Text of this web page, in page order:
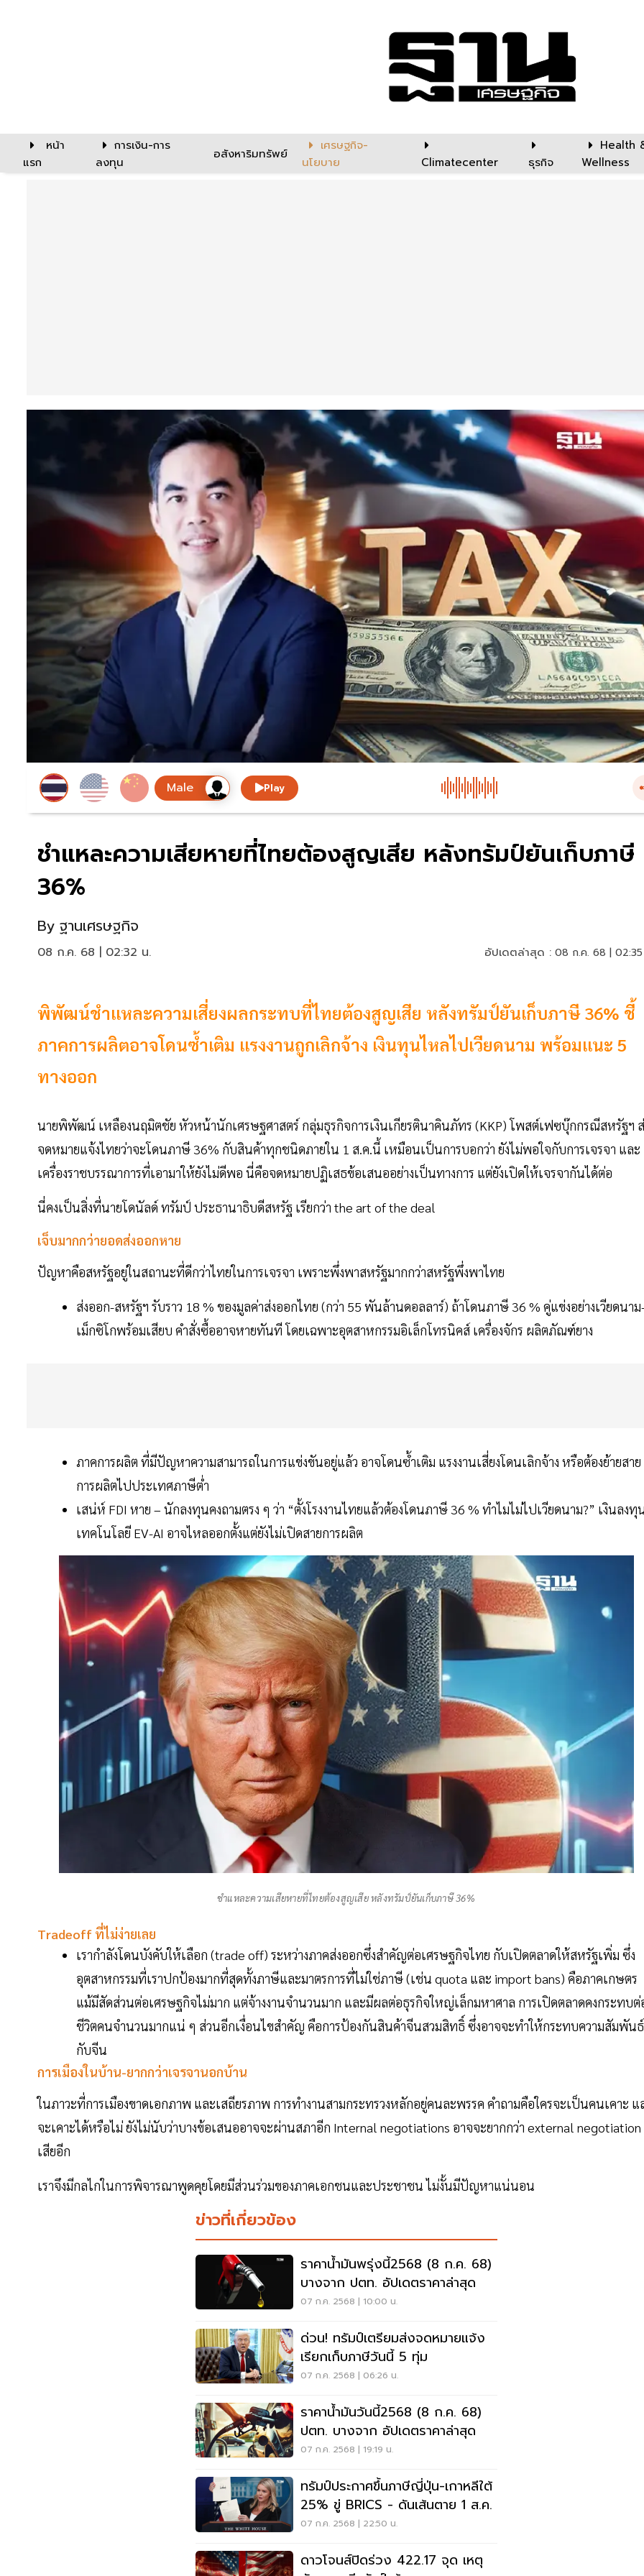
หน้า
แรก
การเงิน-การ
ลงทุน
อสังหาริมทรัพย์
เศรษฐกิจ-
นโยบาย
Climatecenter ธุรกิจ
Health
Wellness
Play
ชำแหละความเสียหายที่ไทยต้องสูญเสีย หลังทรัมป์ยันเก็บภาษี
36%
By ฐานเศรษฐกิจ
08 ก.ค. 68 | 02:32 น. อัปเดตล่าสุด : 08 ก.ค. 68 |
พิพัฒน์ชำแหละความเสี่ยงผลกระทบที่ไทยต้องสูญเสีย หลังทรัมป์ยันเก็บภาษี 36% ชี้
ภาคการผลิตอาจโดนซ้ำเติม แรงงานถูกเลิกจ้าง เงินทุนไหลไปเวียดนาม พร้อมแนะ 5
ทางออก
นายพิพัฒน์ เหลืองนฤมิตชัย หัวหน้านักเศรษฐศาสตร์ กลุ่มธุรกิจการเงินเกียรตินาคินภัทร (KKP) โพสต์เฟซบุ๊กกรณีสหรัฐฯ
จดหมายแจ้งไทยว่าจะโดนภาษี 36% กับสินค้าทุกชนิดภายใน 1 ส.ค.นี้ เหมือนเป็นการบอกว่า ยังไม่พอใจกับการเจรจา และ
เครื่องราชบรรณาการที่เอามาให้ยังไม่ดีพอ นี่คือจดหมายปฏิเสธข้อเสนออย่างเป็นทางการ แต่ยังเปิดให้เจรจากันได้ต่อ
นี่คงเป็นสิ่งที่นายโดนัลด์ ทรัมป์ ประธานาธิบดีสหรัฐ เรียกว่า the art of the deal
เจ็บมากกว่ายอดส่งออกหาย
ปัญหาคือสหรัฐอยู่ในสถานะที่ดีกว่าไทยในการเจรจา เพราะพึ่งพาสหรัฐมากกว่าสหรัฐพึ่งพาไทย
ส่งออก-สหรัฐฯ รับราว 18 % ของมูลค่าส่งออกไทย (กว่า 55 พันล้านดอลลาร์) ถ้าโดนภาษี 36 % คู่แข่งอย่างเวียดนา
เม็กซิโกพร้อมเสียบ คำสั่งซื้ออาจหายทันที โดยเฉพาะอุตสาหกรรมอิเล็กโทรนิคส์ เครื่องจักร ผลิตภัณฑ์ยาง
ภาคการผลิต ที่มีปัญหาความสามารถในการแข่งขันอยู่แล้ว อาจโดนซ้ำเติม แรงงานเสี่ยงโดนเลิกจ้าง หรือต้องย้ายสาย
การผลิตไปประเทศภาษีต่ำ
เสน่ห์ FDI หาย – นักลงทุนคงถามตรง ๆ ว่า “ตั้งโรงงานไทยแล้วต้องโดนภาษี 36 % ทำไมไม่ไปเวียดนาม?” เงินลงทุ
เทคโนโลยี EV-AI อาจไหลออกตั้งแต่ยังไม่เปิดสายการผลิต
ชำแหละความเสียหายที่ไทยต้องสูญเสีย หลังทรัมป์ยันเก็บภาษี 36%
Tradeoff ที่ไม่ง่ายเลย
เรากำลังโดนบังคับให้เลือก (trade off) ระหว่างภาคส่งออกซึ่งสำคัญต่อเศรษฐกิจไทย กับเปิดตลาดให้สหรัฐเพิ่ม ซึ่ง
อุตสาหกรรมที่เราปกป้องมากที่สุดทั้งภาษีและมาตรการที่ไม่ใช่ภาษี (เช่น quota และ import bans) คือภาคเกษตร
แม้มีสัดส่วนต่อเศรษฐกิจไม่มาก แต่จ้างงานจำนวนมาก และมีผลต่อธุรกิจใหญ่เล็กมหาศาล การเปิดตลาดคงกระทบต่
ชีวิตคนจำนวนมากแน่ ๆ ส่วนอีกเงื่อนไขสำคัญ คือการป้องกันสินค้าจีนสวมสิทธิ์ ซึ่งอาจจะทำให้กระทบความสัมพันธ์
กับจีน
การเมืองในบ้าน-ยากกว่าเจรจานอกบ้าน
ในภาวะที่การเมืองขาดเอกภาพ และเสถียรภาพ การทำงานสามกระทรวงหลักอยู่คนละพรรค คำถามคือใครจะเป็นคนเคาะ แ
จะเคาะได้หรือไม่ ยังไม่นับว่าบางข้อเสนออาจจะผ่านสภาอีก Internal negotiations อาจจะยากกว่า external negotiation
เสียอีก
เราจึงมีกลไกในการพิจารณาพูดคุยโดยมีส่วนร่วมของภาคเอกชนและประชาชน ไม่งั้นมีปัญหาแน่นอน
ข่าวที่เกี่ยวข้อง
ราคาน้ำมันพรุ่งนี้2568 (8 ก.ค. 68)
บางจาก ปตท. อัปเดตราคาล่าสุด
07 ก.ค. 2568 | 10:00 น.
ด่วน! ทรัมป์เตรียมส่งจดหมายแจ้ง
เรียกเก็บภาษีวันนี้ 5 ทุ่ม
07 ก.ค. 2568 | 06:26 น.
ราคาน้ำมันวันนี้2568 (8 ก.ค. 68)
ปตท. บางจาก อัปเดตราคาล่าสุด
07 ก.ค. 2568 | 19:19 น.
ทรัมป์ประกาศขึ้นภาษีญี่ปุ่น-เกาหลีใต้
25% ขู่ BRICS - ดันเส้นตาย 1 ส.ค.
07 ก.ค. 2568 | 22:50 น.
ดาวโจนส์ปิดร่วง 422.17 จุด เหตุ